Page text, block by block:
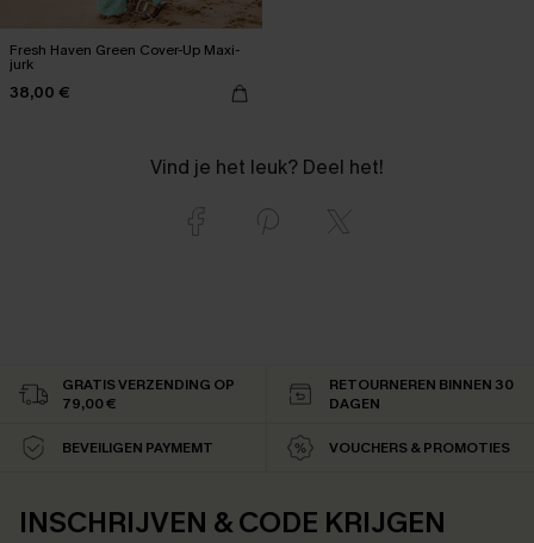
Fresh Haven Green Cover-Up Maxi-
jurk
38,00 €
Vind je het leuk? Deel het!
GRATIS VERZENDING OP
79,00 €
RETOURNEREN BINNEN 30
DAGEN
BEVEILIGEN PAYMEMT VOUCHERS & PROMOTIES
INSCHRIJVEN & CODE KRIJGEN